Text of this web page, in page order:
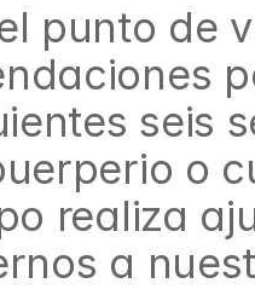
punto de
seis
o
realiza
a